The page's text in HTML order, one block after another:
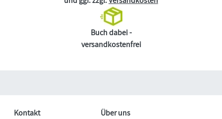
Buch dabei -
versandkostenfrei
Kontakt
Über uns